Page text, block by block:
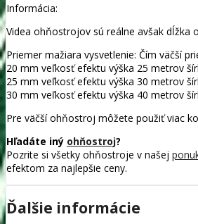
Informácia:
Videa ohňostrojov sú reálne avšak dĺžka
Priemer mažiara vysvetlenie: Čím väčší
20 mm veľkosť efektu výška 25 metrov
25 mm veľkosť efektu výška 30 metrov
30 mm veľkosť efektu výška 40 metrov
Pre väčší ohňostroj môžete použiť viac
Hľadáte iný ohňostroj?
Pozrite si všetky ohňostroje v našej
efektom za najlepšie ceny.
Ďalšie informácie